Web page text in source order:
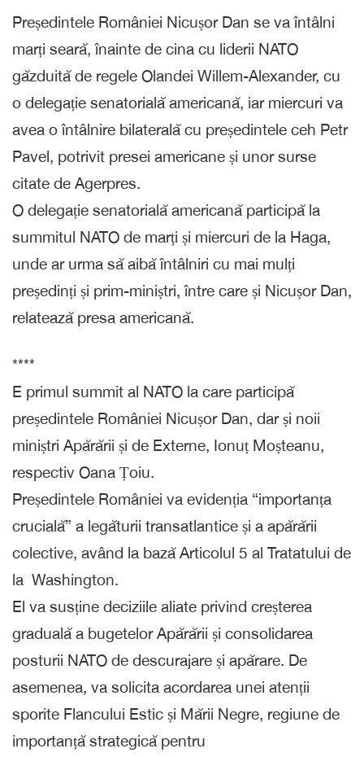
Președintele României Nicușor Dan se va întâlni
marți seară, înainte de cina cu liderii NATO
găzduită de regele Olandei Willem-Alexander, cu
o delegație senatorială americană, iar miercuri va
avea o întâlnire bilaterală cu președintele ceh Petr
Pavel, potrivit presei americane și unor surse
citate de Agerpres.
O delegație senatorială americană participă la
summitul NATO de marți și miercuri de la Haga,
unde ar urma să aibă întâlniri cu mai mulți
președinți și prim-miniștri, între care și Nicușor Dan,
relatează presa americană.
****
E primul summit al NATO la care participă
președintele României Nicușor Dan, dar și noii
miniștri Apărării și de Externe, Ionuț Moșteanu,
respectiv Oana Țoiu.
Președintele României va evidenția “importanța
crucială” a legăturii transatlantice și a apărării
colective, având la bază Articolul 5 al Tratatului de
la Washington.
El va susține deciziile aliate privind creșterea
graduală a bugetelor Apărării și consolidarea
posturii NATO de descurajare și apărare. De
asemenea, va solicita acordarea unei atenții
sporite Flancului Estic și Mării Negre, regiune de
importanță strategică pentru